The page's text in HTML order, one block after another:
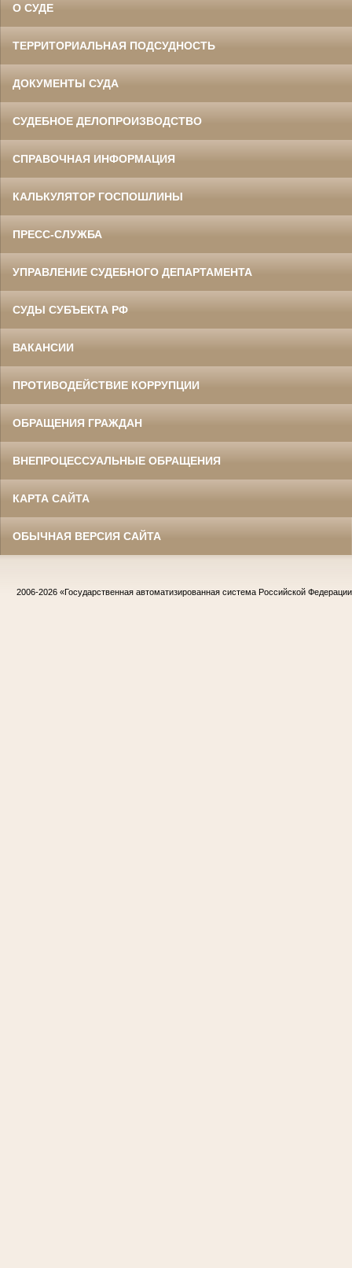
О СУДЕ
ТЕРРИТОРИАЛЬНАЯ ПОДСУДНОСТЬ
ДОКУМЕНТЫ СУДА
СУДЕБНОЕ ДЕЛОПРОИЗВОДСТВО
СПРАВОЧНАЯ ИНФОРМАЦИЯ
КАЛЬКУЛЯТОР ГОСПОШЛИНЫ
ПРЕСС-СЛУЖБА
УПРАВЛЕНИЕ СУДЕБНОГО ДЕПАРТАМЕНТА
СУДЫ СУБЪЕКТА РФ
ВАКАНСИИ
ПРОТИВОДЕЙСТВИЕ КОРРУПЦИИ
ОБРАЩЕНИЯ ГРАЖДАН
ВНЕПРОЦЕССУАЛЬНЫЕ ОБРАЩЕНИЯ
КАРТА САЙТА
ОБЫЧНАЯ ВЕРСИЯ САЙТА
2006-2026 «Государственная автоматизированная система Российской